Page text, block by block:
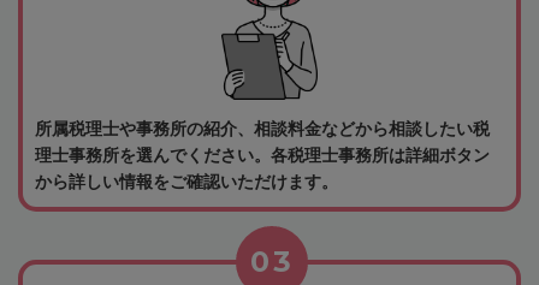
所属税理士や事務所の紹介、相談料金などから相談したい税
理士事務所を選んでください。各税理士事務所は詳細ボタン
から詳しい情報をご確認いただけます。
03